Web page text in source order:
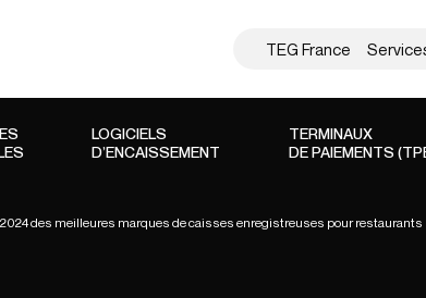
TEG France
LOGICIELS
D’ENCAISSEMENT
TERMINAUX
DE PAIEMENTS
des meilleures marques de caisses enregistreuses pour restaurants